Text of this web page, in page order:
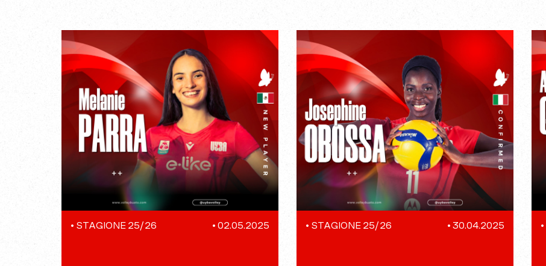
• STAGIONE 25/26 • 02.05.2025 • STAGIONE 25/26 • 30.04.2025 •